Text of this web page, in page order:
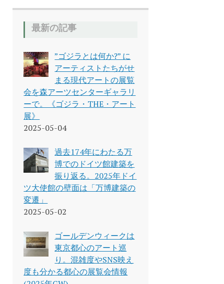
最新の記事
”ゴジラとは何か?” に
アーティストたちがせ
まる現代アートの展覧
会を森アーツセンターギャラリ
ーで。《ゴジラ・THE・アート
展》
2025-05-04
過去174年にわたる万
博でのドイツ館建築を
振り返る。2025年ドイ
ツ大使館の壁面は「万博建築の
変遷」
2025-05-02
ゴールデンウィークは
東京都心のアート巡
り。混雑度やSNS映え
度も分かる都心の展覧会情報